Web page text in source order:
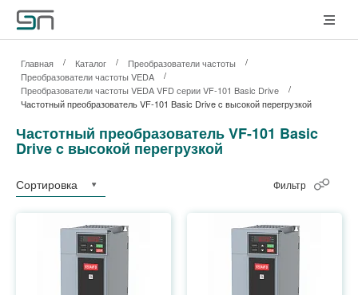
Главная / Каталог / Преобразователи частоты
/
Преобразователи частоты VEDA
/
Преобразователи частоты VEDA VFD серии VF-101 Basic Drive
/
Частотный преобразователь VF-101 Basic Drive c высокой перегрузкой
Частотный преобразователь VF-101 Basic
Drive c высокой перегрузкой
Сортировка Фильтр